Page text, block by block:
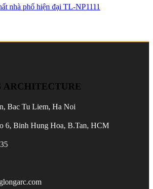
nhà phố hiện đại TL-NP1111
ARCHITECTURE
Bac Tu Liem, Ha Noi
6, Binh Hung Hoa, B.Tan, HCM